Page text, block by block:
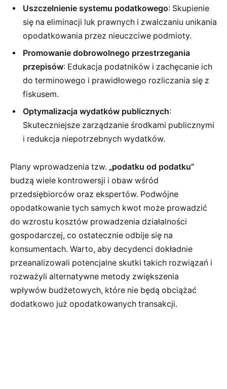
Uszczelnienie systemu podatkowego: Skupienie
się na eliminacji luk prawnych i zwalczaniu unikania
opodatkowania przez nieuczciwe podmioty.
Promowanie dobrowolnego przestrzegania
przepisów: Edukacja podatników i zachęcanie ich
do terminowego i prawidłowego rozliczania się z
fiskusem.
Optymalizacja wydatków publicznych:
Skuteczniejsze zarządzanie środkami publicznymi
i redukcja niepotrzebnych wydatków.
Plany wprowadzenia tzw. „podatku od podatku”
budzą wiele kontrowersji i obaw wśród
przedsiębiorców oraz ekspertów. Podwójne
opodatkowanie tych samych kwot może prowadzić
do wzrostu kosztów prowadzenia działalności
gospodarczej, co ostatecznie odbije się na
konsumentach. Warto, aby decydenci dokładnie
przeanalizowali potencjalne skutki takich rozwiązań i
rozważyli alternatywne metody zwiększenia
wpływów budżetowych, które nie będą obciążać
dodatkowo już opodatkowanych transakcji.